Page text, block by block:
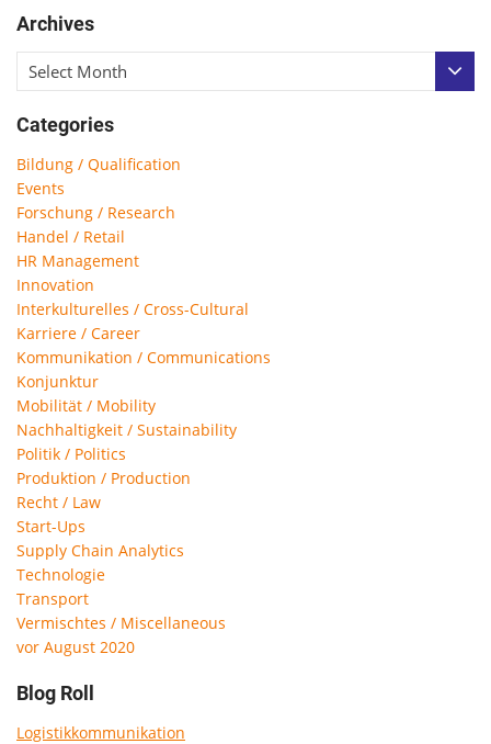
Archives
Select Month
Categories
Bildung / Qualification
Events
Forschung / Research
Handel / Retail
HR Management
Innovation
Interkulturelles / Cross-Cultural
Karriere / Career
Kommunikation / Communications
Konjunktur
Mobilität / Mobility
Nachhaltigkeit / Sustainability
Politik / Politics
Produktion / Production
Recht / Law
Start-Ups
Supply Chain Analytics
Technologie
Transport
Vermischtes / Miscellaneous
vor August 2020
Blog Roll
Logistikkommunikation